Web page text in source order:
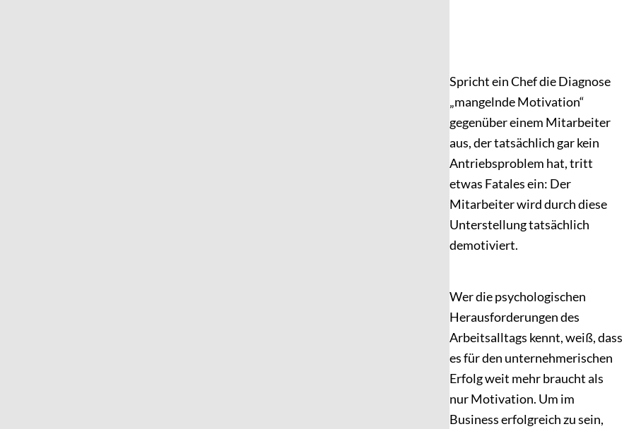
Spricht ein Chef die Diagnose
„mangelnde Motivation“
gegenüber einem Mitarbeiter
aus, der tatsächlich gar kein
Antriebsproblem hat, tritt
etwas Fatales ein: Der
Mitarbeiter wird durch diese
Unterstellung tatsächlich
demotiviert.
Wer die psychologischen
Herausforderungen des
Arbeitsalltags kennt, weiß, dass
es für den unternehmerischen
Erfolg weit mehr braucht als
nur Motivation. Um im
Business erfolgreich zu sein,